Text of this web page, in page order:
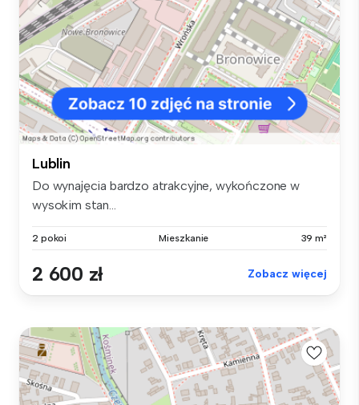
Lublin
Do wynajęcia bardzo atrakcyjne, wykończone w
wysokim stan...
2 pokoi Mieszkanie 39 m²
2 600 zł Zobacz więcej